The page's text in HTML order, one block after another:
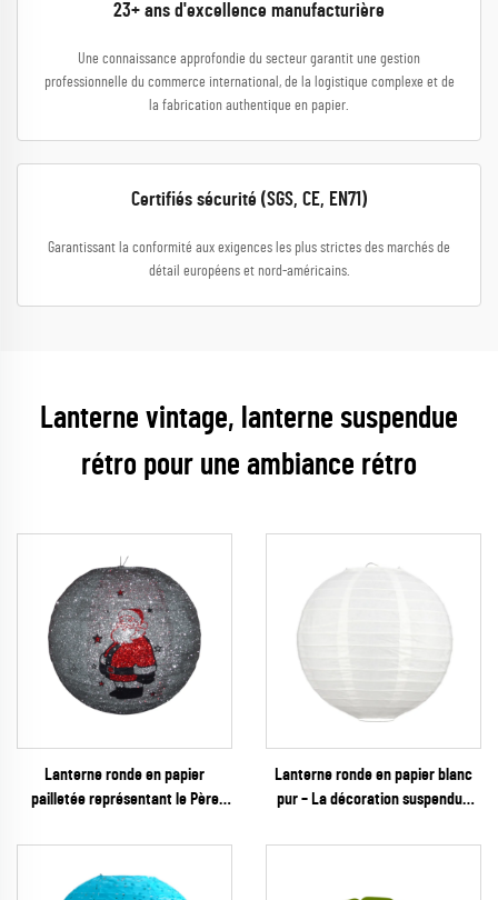
23+ ans d'excellence manufacturière
Une connaissance approfondie du secteur garantit une gestion
professionnelle du commerce international, de la logistique complexe et de
la fabrication authentique en papier.
Certifiés sécurité (SGS, CE, EN71)
Garantissant la conformité aux exigences les plus strictes des marchés de
détail européens et nord-américains.
Lanterne vintage, lanterne suspendue
rétro pour une ambiance rétro
Lanterne ronde en papier
pailletée représentant le Père
de Noël
Lanterne ronde en papier blanc
pur – La décoration suspendue
mariages minimalistes, les